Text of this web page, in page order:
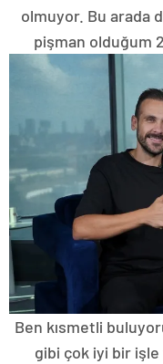
olmuyor. Bu arada
pişman olduğum
Ben kısmetli
gibi çok iyi bir